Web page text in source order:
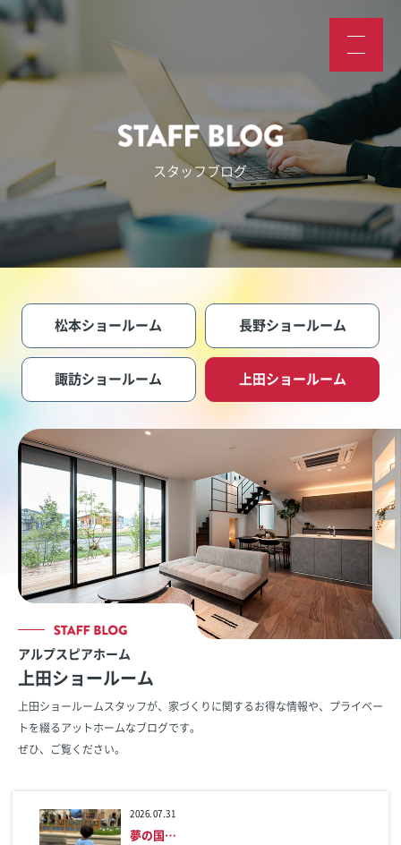
スタッフブログ
松本ショールーム 長野ショールーム
諏訪ショールーム 上田ショールーム
アルプスピアホーム
上田ショールーム
上田ショールームスタッフが、家づくりに関するお得な情報や、 プライベー
トを綴るアットホームなブログです。
ぜひ、ご覧ください。
2026.07.31
夢の国…